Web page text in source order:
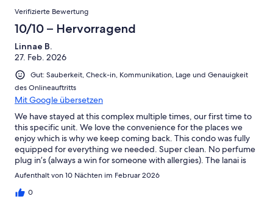
Verifizierte Bewertung
10/10 – Hervorragend
Linnae B.
27. Feb. 2026
Gut: Sauberkeit, Check-in, Kommunikation, Lage und Genauigkeit
des Onlineauftritts
Mit Google übersetzen
We have stayed at this complex multiple times, our first time to
this specific unit. We love the convenience for the places we
enjoy which is why we keep coming back. This condo was fully
equipped for everything we needed. Super clean. No perfume
plug in’s (always a win for someone with allergies). The lanai is
narrow but useable. Communication was easy and timely.
minimumIt’s difficult to find a high quality mattress in rentals but
Aufenthalt von 10 Nächten im Februar 2026
0